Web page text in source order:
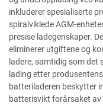
inkluderer spesialiserte
spiralviklede AGM-
presise ladegenskaper.
eliminerer utgiftene og
ladere, samtidig som
lading etter
batteriladeren beskytter
batterisvikt forårsaket av